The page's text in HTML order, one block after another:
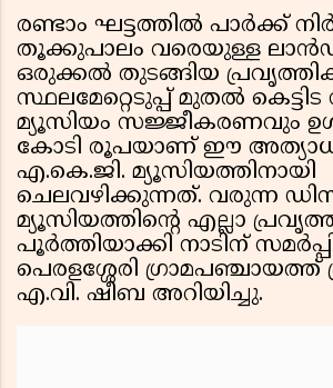
രണ്ടാം ഘട്ടത്തിൽ പാർക്ക്
തൂക്കുപാലം വരെയുള്ള
ഒരുക്കൽ തുടങ്ങിയ
സ്ഥലമേറ്റെടുപ്പ് മുതൽ
മ്യൂസിയം സജ്ജീകരണവും
കോടി രൂപയാണ് ഈ
എ.കെ.ജി. മ്യൂസിയത്തിനായി
ചെലവഴിക്കുന്നത്. വരുന്ന
മ്യൂസിയത്തിന്റെ എല്ലാ
പൂർത്തിയാക്കി നാടിന്
പെരളശ്ശേരി ഗ്രാമപഞ്ചായത്ത്
എ.വി. ഷീബ അറിയിച്ചു.